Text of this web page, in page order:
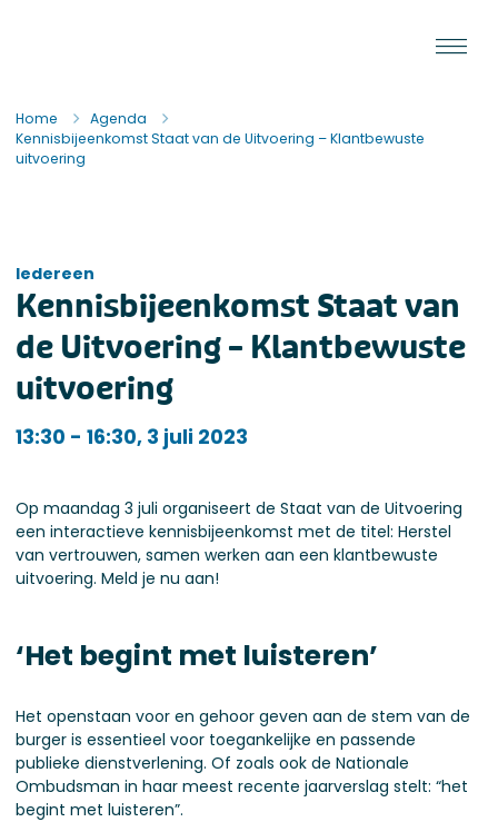
Home
Agenda
Kennisbijeenkomst Staat van de Uitvoering – Klantbewuste
uitvoering
Iedereen
Kennisbijeenkomst Staat van
de Uitvoering – Klantbewuste
uitvoering
Iedereen
13:30 - 16:30, 3 juli 2023
Op maandag 3 juli organiseert de Staat van de Uitvoering
een interactieve kennisbijeenkomst met de titel: Herstel
van vertrouwen, samen werken aan een klantbewuste
uitvoering. Meld je nu aan!
‘Het begint met luisteren’
Het openstaan voor en gehoor geven aan de stem van de
burger is essentieel voor toegankelijke en passende
publieke dienstverlening. Of zoals ook de Nationale
Ombudsman in haar meest recente jaarverslag stelt: “het
begint met luisteren”.